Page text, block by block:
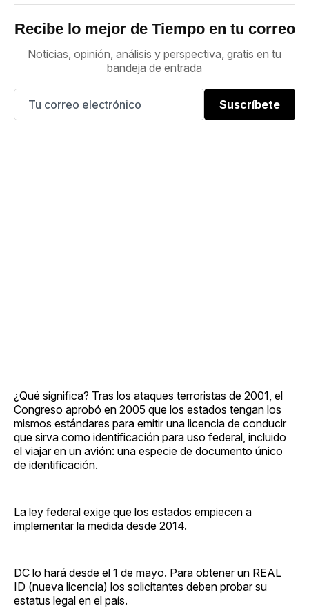
Recibe lo mejor de Tiempo en tu correo
Noticias, opinión, análisis y perspectiva, gratis en tu
bandeja de entrada
Suscríbete
¿Qué significa? Tras los ataques terroristas de 2001, el
Congreso aprobó en 2005 que los estados tengan los
mismos estándares para emitir una licencia de conducir
que sirva como identificación para uso federal, incluido
el viajar en un avión: una especie de documento único
de identificación.
La ley federal exige que los estados empiecen a
implementar la medida desde 2014.
DC lo hará desde el 1 de mayo. Para obtener un REAL
ID (nueva licencia) los solicitantes deben probar su
estatus legal en el país.